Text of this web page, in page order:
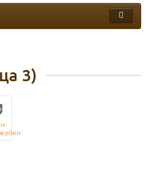
3)